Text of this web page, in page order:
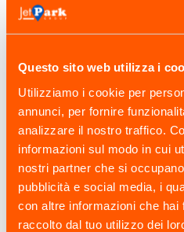
Questo sito web utilizza i
Utilizziamo i cookie per
annunci, per fornire
analizzare il nostro traffico.
informazioni sul modo in cui
nostri partner che si
pubblicità e social media, i
con altre informazioni che hai
raccolto dal tuo utilizzo dei
dei singoli clienti 24
qualsiasi esigenza!